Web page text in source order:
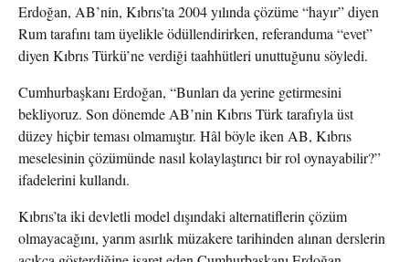
Erdoğan, AB’nin, Kıbrıs’ta 2004 yılında çözüme “hayır” diyen
Rum tarafını tam üyelikle ödüllendirirken, referanduma “evet”
diyen Kıbrıs Türkü’ne verdiği taahhütleri unuttuğunu söyledi.
Cumhurbaşkanı Erdoğan, “Bunları da yerine getirmesini
bekliyoruz. Son dönemde AB’nin Kıbrıs Türk tarafıyla üst
düzey hiçbir teması olmamıştır. Hâl böyle iken AB, Kıbrıs
meselesinin çözümünde nasıl kolaylaştırıcı bir rol oynayabilir?”
ifadelerini kullandı.
Kıbrıs’ta iki devletli model dışındaki alternatiflerin çözüm
olmayacağını, yarım asırlık müzakere tarihinden alınan derslerin